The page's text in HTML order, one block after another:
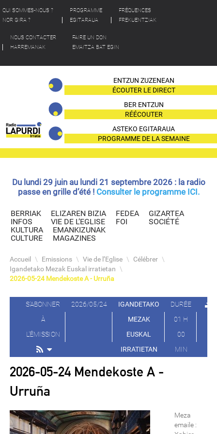
QUI SOMMES-NOUS ?
NOR GIRA ?
PROGRAMME
EGITARAUA
FRÉQUENCES
FREKUENTZIAK
NOUS CONTACTER
HARREMANAK
FAIRE UN DON
EMAITZA BAT EGIN
ENTZUN ZUZENEAN
ÉCOUTER LE DIRECT
BER ENTZUN
RÉÉCOUTER
ASTEKO EGITARAUA
PROGRAMME DE LA SEMAINE
Du lundi 29 juin au lundi 21 septembre 2026 : la radio
passe en grille d’été ! Consulter le programme ICI.
BERRIAK
INFOS
ELIZAREN BIZIA
VIE DE L’EGLISE
FEDEA
FOI
GIZARTEA
SOCIÉTÉ
KULTURA
CULTURE
EMANKIZUNAK
MAGAZINES
Accueil \ Emissions \ Vie de l’Eglise \ Célébrer \
Igandetako Mezak Euskal irratietan \
2026-05-24 Mendekoste A - Urruña
S'ABONNER
À
L'ÉMISSION
2026/05/24
IGANDETAKO
MEZAK
EUSKAL
IRRATIETAN
DURÉE
01 H
00
MIN
2026-05-24 Mendekoste A -
Urruña
Meza
emaile :